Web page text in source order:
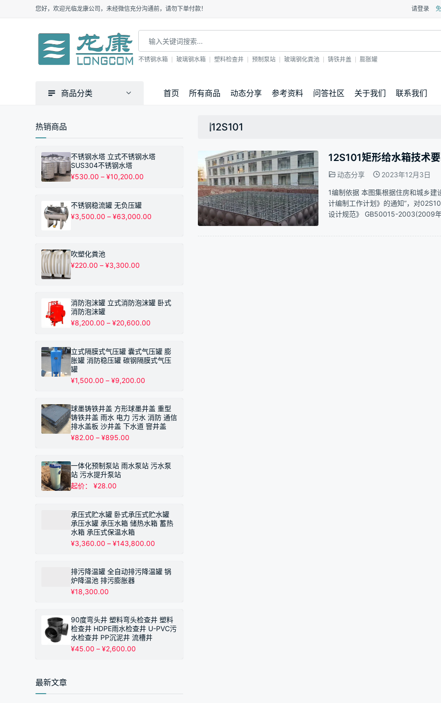
您好，欢迎光临龙康公司，未经微信充分沟通前，请勿下单付款！ 请登录
不锈钢水箱 玻璃钢水箱 塑料检查井 预制泵站 玻璃钢化粪池 铸铁井盖 膨胀罐
商品分类 首页 所有商品 动态分享 参考资料 问答社区 关于我们 联系我们
12S101
12S101矩形给水箱技术
动态分享 2023年12月3日
1编制依据 本图集根据住房和城乡
计编制工作计划》的通知”，对
设计规范》 GB50015-2003(2009
热销商品
不锈钢水塔 立式不锈钢水塔
SUS304不锈钢水塔
¥530.00 – ¥10,200.00
至
不锈钢稳流罐 无负压罐
¥3,500.00 – ¥63,000.00
吹塑化粪池
¥220.00 – ¥3,300.00
¥220.00
至
消防泡沫罐 立式消防泡沫罐 卧式
消防泡沫罐
¥8,200.00 – ¥20,600.00
围：
¥8,200.00
至
立式隔膜式气压罐 囊式气压罐 膨
胀罐 消防稳压罐 碳钢隔膜式气压
罐
¥1,500.00 – ¥9,200.00
围：
¥1,500.00
至
球墨铸铁井盖 方形球墨井盖 重型
铸铁井盖 雨水 电力 污水 消防 通信
排水盖板 沙井盖 下水道 窨井盖
¥82.00 – ¥895.00
围：
一体化预制泵站 雨水泵站 污水泵
站 污水提升泵站
起价： ¥28.00
承压式贮水罐 卧式承压式贮水罐
承压水罐 承压水箱 储热水箱 蓄热
水箱 承压式保温水箱
¥3,360.00 – ¥143,800.00
围：
排污降温罐 全自动排污降温罐 锅
炉降温池 排污膨胀器
¥18,300.00
90度弯头井 塑料弯头检查井 塑料
检查井 HDPE雨水检查井 U-PVC污
水检查井 PP沉泥井 流槽井
¥45.00 – ¥2,600.00
至
最新文章